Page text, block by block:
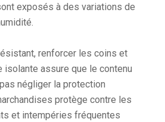
exposés à des variations de
renforcer les coins et
isolante assure que le contenu
négliger la protection
protège contre les
et intempéries fréquentes